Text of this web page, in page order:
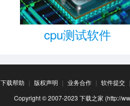
cpu测试软件
下载帮助 | 版权声明 | 业务合作 | 软件提交 |
Copyright © 2007-2023 下载之家 (http://